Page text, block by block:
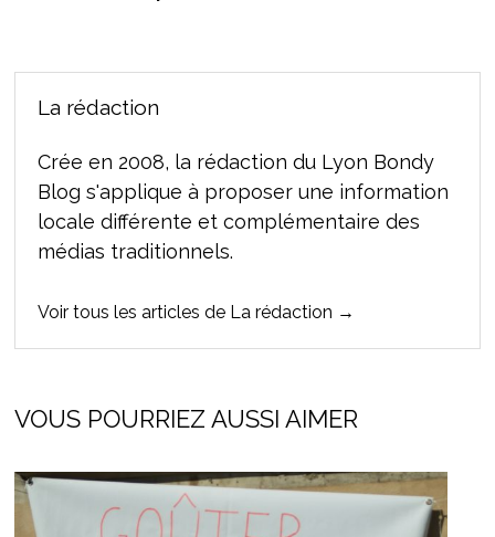
La rédaction
Crée en 2008, la rédaction du Lyon Bondy
Blog s'applique à proposer une information
locale différente et complémentaire des
médias traditionnels.
Voir tous les articles de La rédaction →
VOUS POURRIEZ AUSSI AIMER